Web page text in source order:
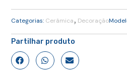
Categorias: Cerâmica, Decoração
Partilhar produto